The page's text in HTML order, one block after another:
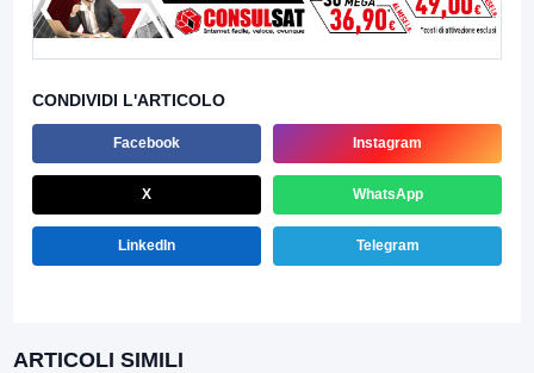
CONDIVIDI L'ARTICOLO
Facebook Instagram
X WhatsApp
LinkedIn Telegram
ARTICOLI SIMILI